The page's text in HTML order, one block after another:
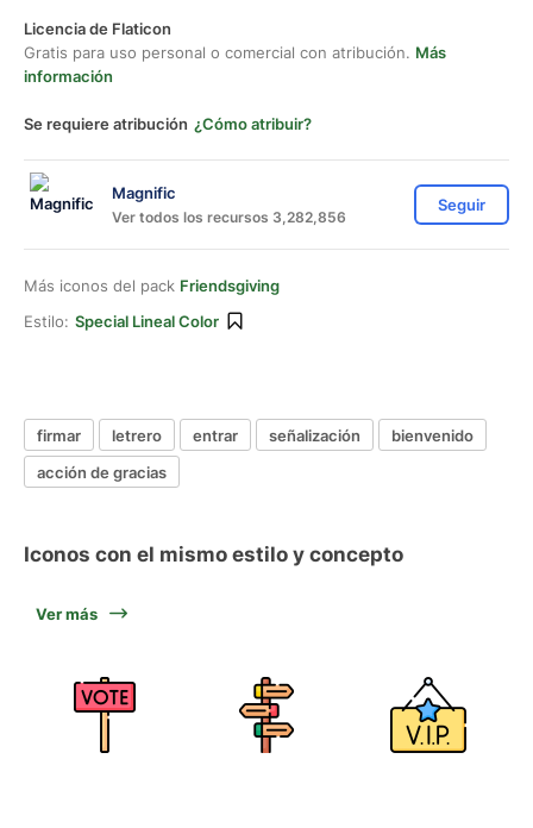
Licencia de Flaticon
Gratis para uso personal o comercial con atribución. Más
información
Se requiere atribución ¿Cómo atribuir?
Magnific
Ver todos los recursos 3,282,856
Seguir
Más iconos del pack Friendsgiving
Estilo: Special Lineal Color
firmar letrero entrar señalización
bienvenido
acción de gracias
Iconos con el mismo estilo y concepto
Ver más